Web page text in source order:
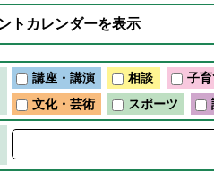
トカレンダーを表示
講座・講演 相談
子
文化・芸術
スポーツ